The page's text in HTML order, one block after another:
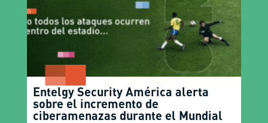
Entelgy Security América alerta
sobre el incremento de
ciberamenazas durante el Mundial